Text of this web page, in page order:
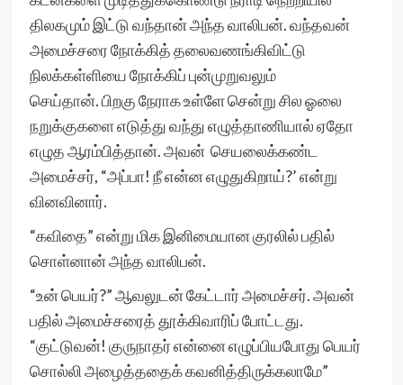
திலகமும் இட்டு வந்தான் அந்த வாலிபன். வந்தவன்
அமைச்சரை நோக்கித் தலைவணங்கிவிட்டு
நிலக்கள்ளியை நோக்கிப் புன்முறுவலும்
செய்தான். பிறகு நேராக உள்ளே சென்று சில ஓலை
நறுக்குகளை எடுத்து வந்து எழுத்தாணியால் ஏதோ
எழுத ஆரம்பித்தான். அவன் செயலைக்கண்ட
அமைச்சர், “அப்பா! நீ என்ன எழுதுகிறாய்?’ என்று
வினவினார்.
“கவிதை” என்று மிக இனிமையான குரலில் பதில்
சொள்னான் அந்த வாலிபன்.
“உன் பெயர்?” ஆவலுடன் கேட்டார் அமைச்சர். அவன்
பதில் அமைச்சரைத் தூக்கிவாரிப் போட்டது.
“குட்டுவன்! குருநாதர் என்னை எழுப்பியபோது பெயர்
சொல்லி அழைத்ததைக் கவனித்திருக்கலாமே”